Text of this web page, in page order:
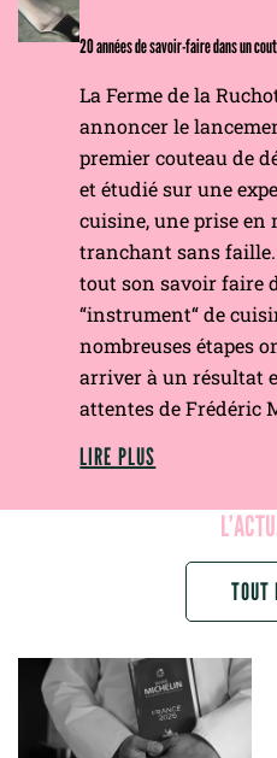
20 années de savoir-faire dans un
La Ferme de la
annoncer le
premier couteau de
et étudié sur une
cuisine, une prise en
tranchant sans
tout son savoir faire
“instrument“ de
nombreuses étapes
arriver à un résultat
attentes de Frédéric
LIRE PLUS
TOUT